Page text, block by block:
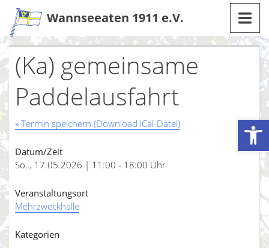
Werkzeugleiste öffnen
Zum
Inhalt
Wannseeaten 1911 e.V.
(Ka) gemeinsame
Paddelausfahrt
» Termin speichern (Download iCal-Datei)
Datum/Zeit
So.., 17.05.2026 | 11:00 - 18:00 Uhr
Veranstaltungsort
Mehrzweckhalle
Kategorien